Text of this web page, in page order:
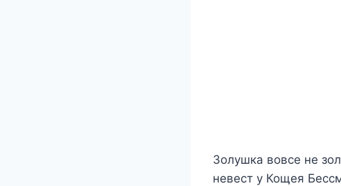
Золушка вовсе не
невест у Кощея